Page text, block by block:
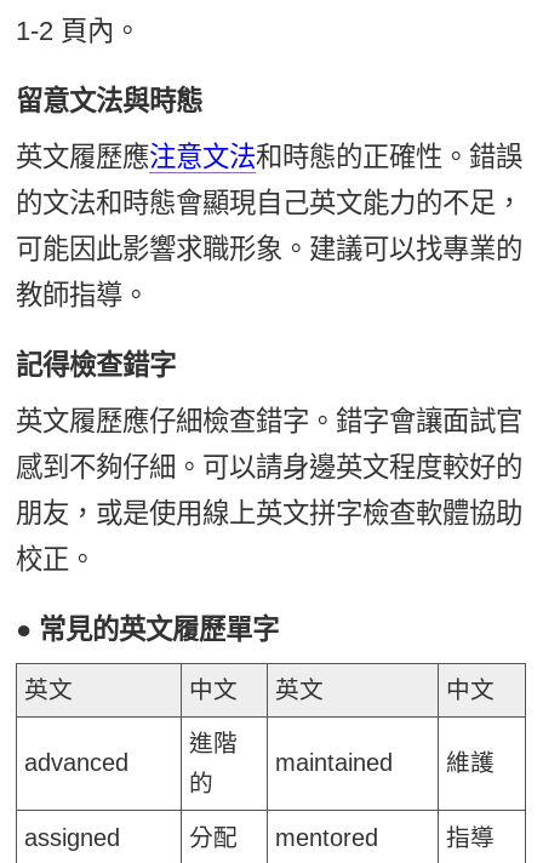
1-2 頁內。
留意文法與時態
英文履歷應注意文法和時態的正確性。錯誤
的文法和時態會顯現自己英文能力的不足，
可能因此影響求職形象。建議可以找專業的
教師指導。
記得檢查錯字
英文履歷應仔細檢查錯字。錯字會讓面試官
感到不夠仔細。可以請身邊英文程度較好的
朋友，或是使用線上英文拼字檢查軟體協助
校正。
● 常見的英文履歷單字
英文 中文 英文 中文
advanced
進階
的
maintained 維護
assigned 分配 mentored 指導